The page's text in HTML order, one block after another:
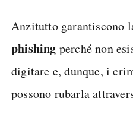
Anzitutto garantiscono
phishing perché non
digitare e, dunque, i
possono rubarla